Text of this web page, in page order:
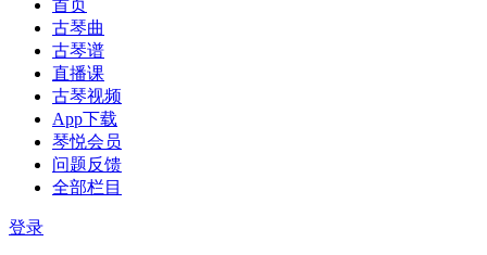
首页
古琴曲
古琴谱
直播课
古琴视频
App下载
琴悦会员
问题反馈
全部栏目
登录